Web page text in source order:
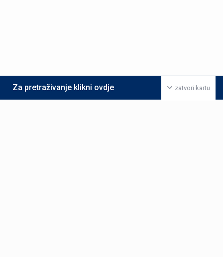
zatvori kartu
Za pretraživanje klikni ovdje